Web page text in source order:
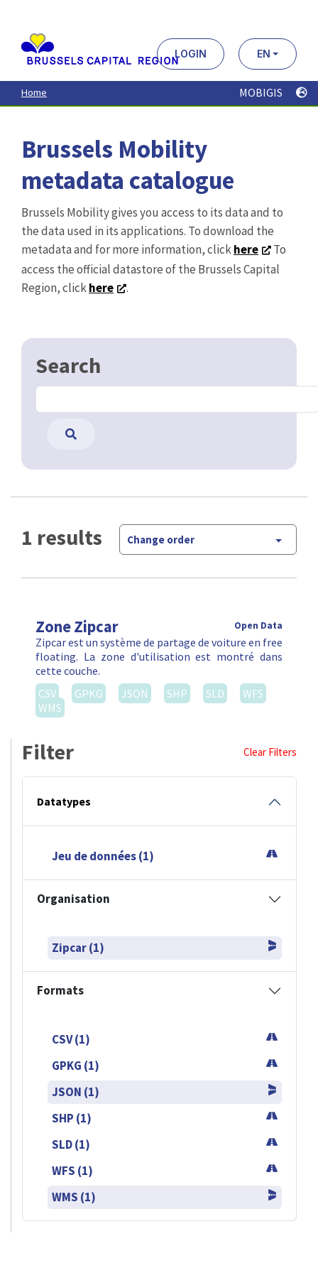
contenu
principal
LOGIN EN
Home MOBIGIS
Brussels Mobility
metadata catalogue
Brussels Mobility gives you access to its data and to
the data used in its applications. To download the
metadata and for more information, clickhere
To
access the official datastore of the Brussels Capital
Region, clickhere .
Search
1 results Change order
Zone Zipcar Open Data
Zipcar est un système de partage de voiture en free
floating. La zone d'utilisation est montré dans
cette couche.
CSV
GPKG JSON SHP SLD
WFS
WMS
Filter Clear Filters
Datatypes
Jeu de données (1)
Organisation
Zipcar (1)
Formats
CSV (1)
GPKG (1)
JSON (1)
SHP (1)
SLD (1)
WFS (1)
WMS (1)